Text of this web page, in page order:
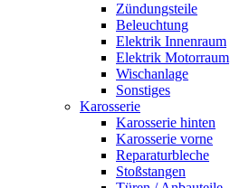
Zündungsteile
Beleuchtung
Elektrik Innenraum
Elektrik Motorraum
Wischanlage
Sonstiges
Karosserie
Karosserie hinten
Karosserie vorne
Reparaturbleche
Stoßstangen